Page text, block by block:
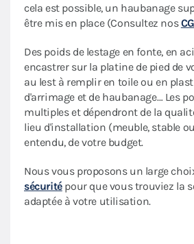
cela est possible, un haubanage
être mis en place (Consultez nos
Des poids de lestage en fonte, en
encastrer sur la platine de pied de
au lest à remplir en toile ou en
d'arrimage et de haubanage… Les
multiples et dépendront de la
lieu d'installation (meuble, stable
entendu, de votre budget.
Nous vous proposons un large
sécuritépour que vous trouviez la
adaptée à votre utilisation.